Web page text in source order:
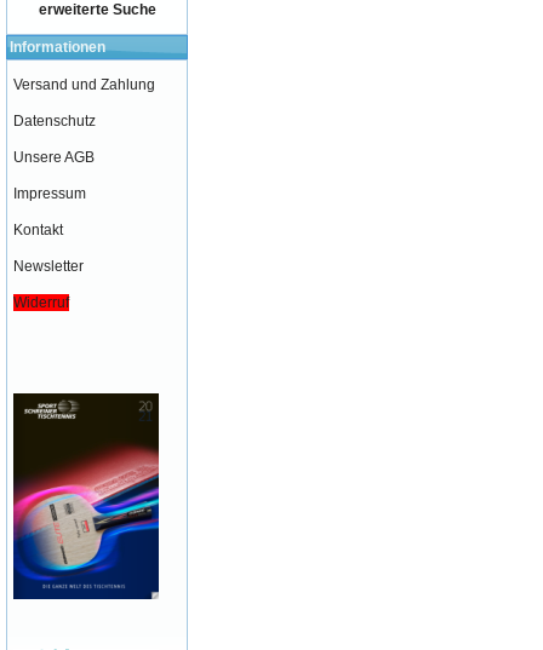
erweiterte Suche
Informationen
Versand und Zahlung
Datenschutz
Unsere AGB
Impressum
Kontakt
Newsletter
Widerruf